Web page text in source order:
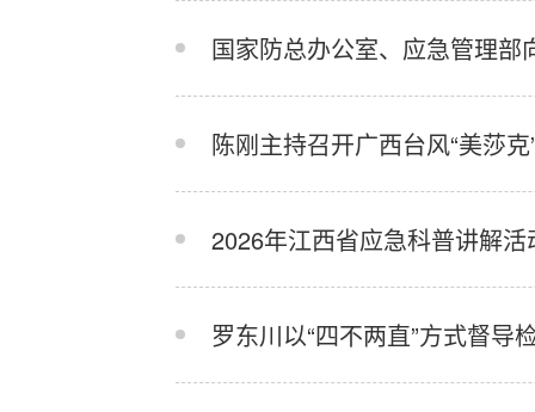
国家防总办公室、应急管理
陈刚主持召开广西台风“美莎
2026年江西省应急科普讲解
罗东川以“四不两直”方式督导